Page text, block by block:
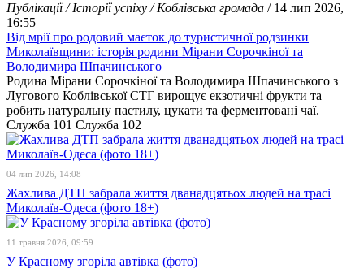
Публікації / Історії успіху / Коблівська громада / 14 лип 2026,
16:55
Від мрії про родовий маєток до туристичної родзинки
Миколаївщини: історія родини Мірани Сорочкіної та
Володимира Шпачинського
Родина Мірани Сорочкіної та Володимира Шпачинського з
Лугового Коблівської СТГ вирощує екзотичні фрукти та
робить натуральну пастилу, цукати та ферментовані чаї.
Служба 101 Служба 102
04 лип 2026, 14:08
Жахлива ДТП забрала життя дванадцятьох людей на трасі
Миколаїв-Одеса (фото 18+)
11 травня 2026, 09:59
У Красному згоріла автівка (фото)